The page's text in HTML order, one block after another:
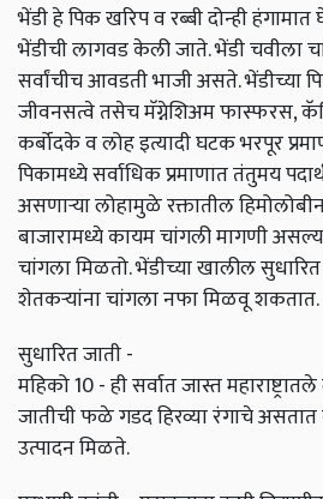
भेंडी हे पिक खरिप व रब्बी दोन्ही
भेंडीची लागवड केली जाते. भेंडी चवीला
सर्वांचीच आवडती भाजी असते.
जीवनसत्वे तसेच मॅग्नेशिअम फास्फरस,
कर्बोदके व लोह इत्यादी घटक भरपूर
पिकामध्ये सर्वाधिक प्रमाणात तंतुमय
असणाऱ्या लोहामुळे रक्तातील
बाजारामध्ये कायम चांगली मागणी
चांगला मिळतो. भेंडीच्या खालील
शेतकऱ्यांना चांगला नफा मिळवू शकतात.
सुधारित जाती -
महिको 10 - ही सर्वात जास्त
जातीची फळे गडद हिरव्या रंगाचे असतात
उत्पादन मिळते.